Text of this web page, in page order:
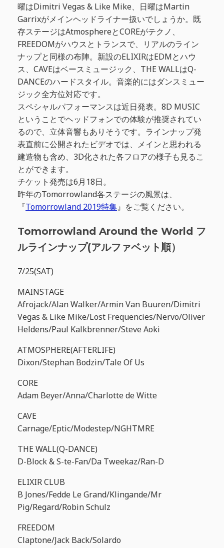
曜はDimitri Vegas & Like Mike、日曜はMartin
Garrixがメインヘッドライナー扱いでしょうか。既
存ステージはAtmosphereとCOREがテクノ、
FREEDOMがハウスとトランスで、リアルのライン
ナップと同様の布陣。新設のELIXIRはEDMとハウ
ス、CAVEはベースミュージック、THE WALLはQ-
DANCEのハードスタイル。音楽的にはダンスミュー
ジック全方位対応です。
スペシャルパフォーマンスは近日発表。8D MUSIC
ということでヘッドフォンでの体験が推奨されてい
るので、立体音響もありそうです。ラインナップ発
表直前に公開されたビデオでは、メインと思われる
建造物も含め、3D化された各フロアの様子も見るこ
とができます。
チケット発売は6月18日。
昨年のTomorrowland各ステージの風景は、
『Tomorrowland 2019特集』をご覧ください。
Tomorrowland Around the World フ
ルラインナップ(アルファベット順）
7/25(SAT)
MAINSTAGE
Afrojack/Alan Walker/Armin Van Buuren/Dimitri
Vegas & Like Mike/Lost Frequencies/Nervo/Oliver
Heldens/Paul Kalkbrenner/Steve Aoki
ATMOSPHERE(AFTERLIFE)
Dixon/Stephan Bodzin/Tale Of Us
CORE
Adam Beyer/Anna/Charlotte de Witte
CAVE
Carnage/Eptic/Modestep/NGHTMRE
THE WALL(Q-DANCE)
D-Block & S-te-Fan/Da Tweekaz/Ran-D
ELIXIR CLUB
B Jones/Fedde Le Grand/Klingande/Mr
Pig/Regard/Robin Schulz
FREEDOM
Claptone/Jack Back/Solardo